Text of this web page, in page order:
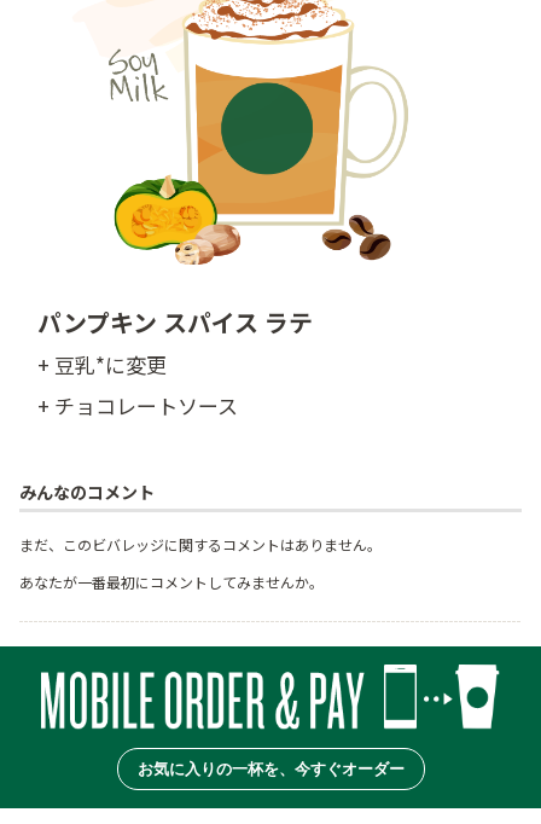
パンプキン スパイス ラテ
+ 豆乳*に変更
+ チョコレートソース
みんなのコメント
まだ、このビバレッジに関するコメントはありません。
あなたが一番最初にコメントしてみませんか。
お気に入りの一杯を、今すぐオーダー